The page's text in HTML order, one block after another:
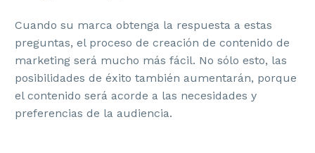
Cuando su marca obtenga la respuesta a estas
preguntas, el proceso de creación de contenido de
marketing será mucho más fácil. No sólo esto, las
posibilidades de éxito también aumentarán, porque
el contenido será acorde a las necesidades y
preferencias de la audiencia.